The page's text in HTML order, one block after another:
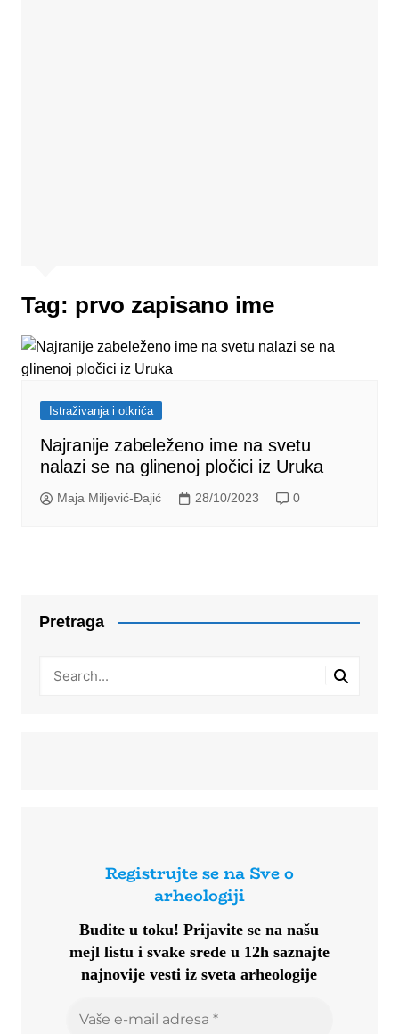
Tag: prvo zapisano ime
Istraživanja i otkrića
Najranije zabeleženo ime na svetu
nalazi se na glinenoj pločici iz Uruka
Maja Miljević-Đajić 28/10/2023 0
Pretraga
Registrujte se na Sve o
arheologiji
Budite u toku!Prijavite se na našu
mejl listu i svake srede u 12h saznajte
najnovije vesti iz sveta arheologije